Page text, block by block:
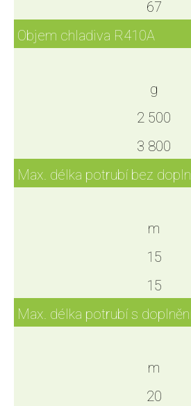
67
Objem chladiva R410A
g
2 500
3 800
Max. délka potrubí bez
m
15
15
Max. délka potrubí s
m
20